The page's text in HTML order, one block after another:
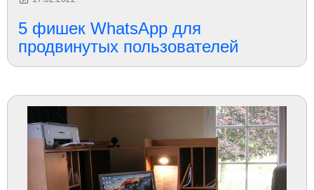
5 фишек WhatsApp для
продвинутых пользователей